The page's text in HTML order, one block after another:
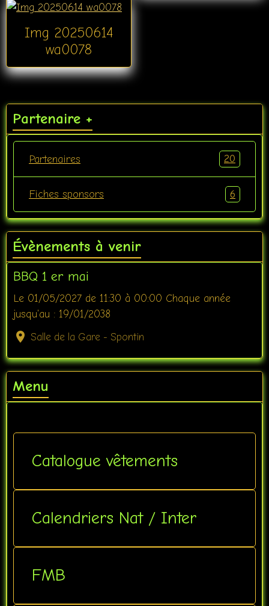
Img 20250614
wa0078
Partenaire +
Partenaires 20
Fiches sponsors 6
Évènements à venir
BBQ 1 er mai
Le 01/05/2027 de 11:30 à 00:00 Chaque année
jusqu'au : 19/01/2038
Salle de la Gare - Spontin
Menu
Catalogue vêtements
Calendriers Nat / Inter
FMB